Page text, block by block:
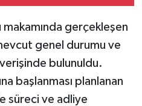
makamında gerçekleşen
genel durumu ve
bulunuldu.
başlanması planlanan
süreci ve adliye